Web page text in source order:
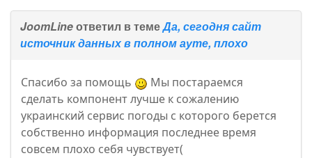
JoomLineответил в темеДа, сегодня сайт
источник данных в полном ауте, плохо
Спасибо за помощь
Мы постараемся
сделать компонент лучше к сожалению
украинский сервис погоды с которого берется
собственно информация последнее время
совсем плохо себя чувствует(